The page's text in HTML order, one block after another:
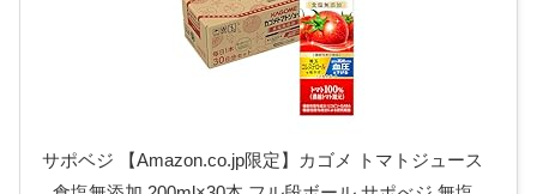
サポベジ 【Amazon.co.jp限定】カゴメ トマトジュース